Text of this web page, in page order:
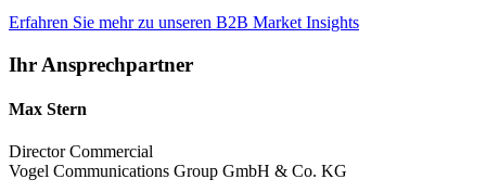
Erfahren Sie mehr zu unseren B2B Market Insights
Ihr Ansprechpartner
Max Stern
Director Commercial
Vogel Communications Group GmbH & Co. KG